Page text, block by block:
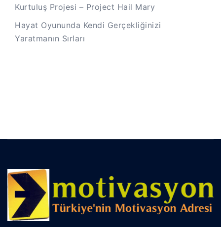
Kurtuluş Projesi – Project Hail Mary
Hayat Oyununda Kendi Gerçekliğinizi
Yaratmanın Sırları